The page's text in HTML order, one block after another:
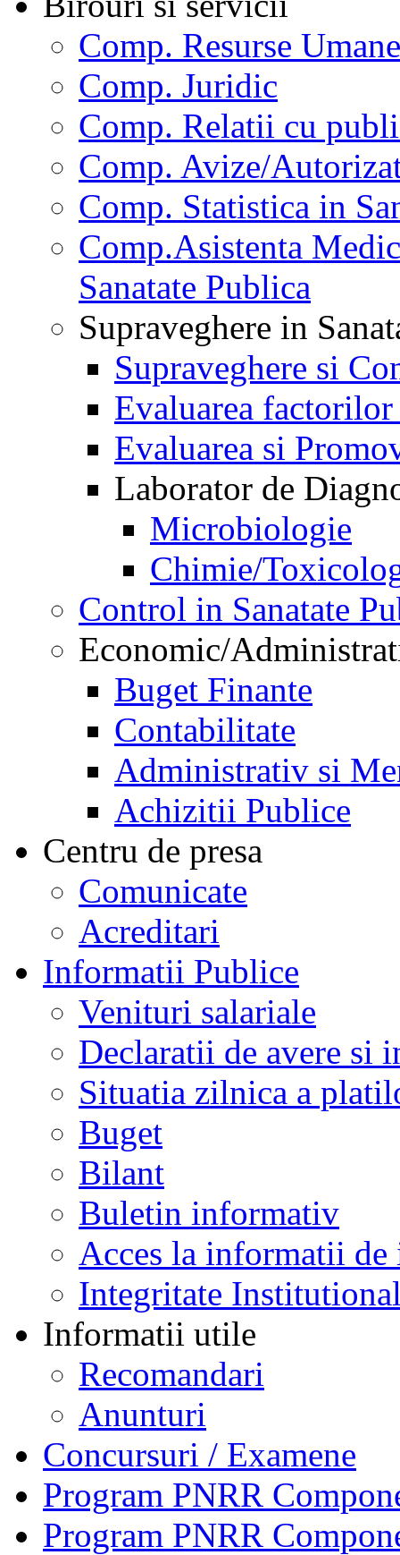
Comp. Resurse Umane
Comp. Juridic
Comp. Relatii cu
Comp. Avize/
Comp. Statistica in
Comp.Asistenta
Sanatate Publica
Supraveghere in
Supraveghere si
Evaluarea
Evaluarea si
Laborator de
Microbiologie
Chimie/
Control in Sanatate
Economic/
Buget Finante
Contabilitate
Administrativ si
Achizitii Publice
Centru de presa
Comunicate
Acreditari
Informatii Publice
Venituri salariale
Declaratii de avere si
Situatia zilnica a
Buget
Bilant
Buletin informativ
Acces la informatii de
Integritate
Informatii utile
Recomandari
Anunturi
Concursuri / Examene
Program PNRR
Program PNRR